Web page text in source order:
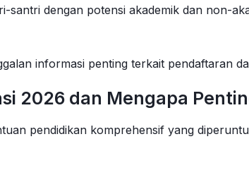
dengan potensi akademik dan non-
informasi penting terkait pendaftaran
2026 dan Mengapa
pendidikan komprehensif yang